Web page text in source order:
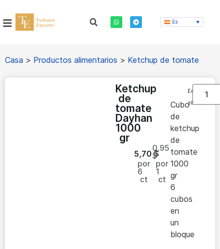
Es
Casa > Productos alimentarios > Ketchup de tomate
Ketchup
de
tomate
Dayhan
1000
gr
5,70$
por
6
ct
0.95
$
por
1
ct
Cubo
de
ketchup
de
tomate
1000
gr
6
cubos
en
un
bloque
En
stock